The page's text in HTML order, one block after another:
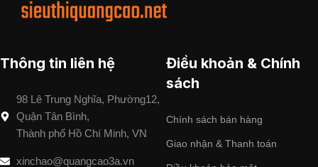
Thông tin liên hệ
98 Lê Trung Nghĩa, Phường12,
Quận Tân Bình,
Thành phố Hồ Chí Minh, VN
xinchao@quangcao3a.vn
Điều khoản & Chính
sách
Chính sách bán hàng
Giao nhận & Thanh toán